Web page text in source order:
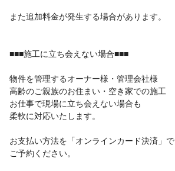
また追加料金が発生する場合があります。
■■■施工に立ち会えない場合■■■
物件を管理するオーナー様・管理会社様
高齢のご親族のお住まい・空き家での施工
お仕事で現場に立ち会えない場合も
柔軟に対応いたします。
お支払い方法を「オンラインカード決済」で
ご予約ください。